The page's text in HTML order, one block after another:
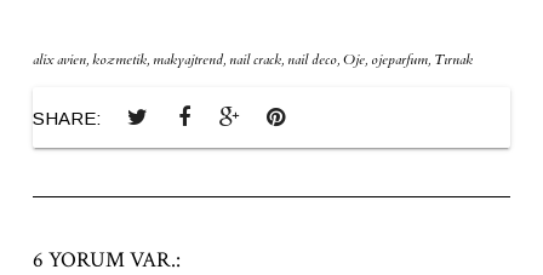
alix avien,kozmetik, makyajtrend, nail crack, nail deco,Oje, ojeparfum, Tırnak
SHARE:
6 YORUM VAR.: